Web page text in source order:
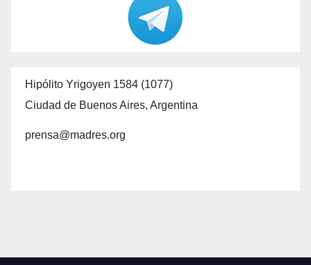
Hipólito Yrigoyen 1584 (1077)
Ciudad de Buenos Aires, Argentina
prensa@madres.org